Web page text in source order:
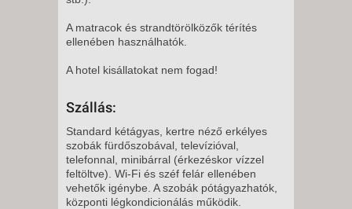
A matracok és strandtörölközők térítés
ellenében használhatók.
A hotel kisállatokat nem fogad!
Szállás:
Standard kétágyas, kertre néző erkélyes
szobák fürdőszobával, televízióval,
telefonnal, minibárral (érkezéskor vízzel
feltöltve). Wi-Fi és széf felár ellenében
vehetők igénybe. A szobák pótágyazhatók,
központi légkondicionálás működik.